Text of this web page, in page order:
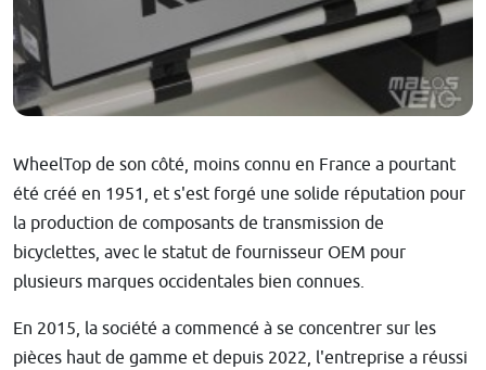
WheelTop de son côté, moins connu en France a pourtant
été créé en 1951, et s'est forgé une solide réputation pour
la production de composants de transmission de
bicyclettes, avec le statut de fournisseur OEM pour
plusieurs marques occidentales bien connues.
En 2015, la société a commencé à se concentrer sur les
pièces haut de gamme et depuis 2022, l'entreprise a réussi